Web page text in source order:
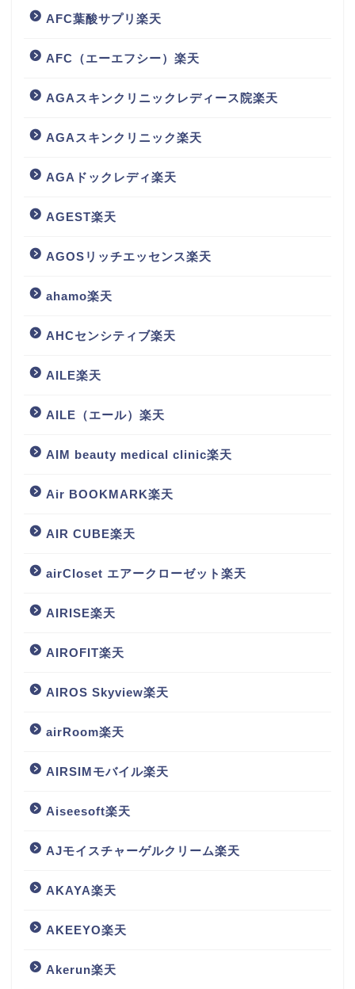
AFC葉酸サプリ楽天
AFC（エーエフシー）楽天
AGAスキンクリニックレディース院楽天
AGAスキンクリニック楽天
AGAドックレディ楽天
AGEST楽天
AGOSリッチエッセンス楽天
ahamo楽天
AHCセンシティブ楽天
AILE楽天
AILE（エール）楽天
AIM beauty medical clinic楽天
Air BOOKMARK楽天
AIR CUBE楽天
airCloset エアークローゼット楽天
AIRISE楽天
AIROFIT楽天
AIROS Skyview楽天
airRoom楽天
AIRSIMモバイル楽天
Aiseesoft楽天
AJモイスチャーゲルクリーム楽天
AKAYA楽天
AKEEYO楽天
Akerun楽天